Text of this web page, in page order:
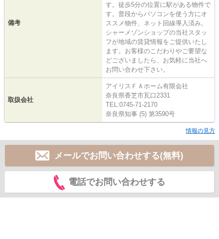
備考
す。徒歩5分の位置に駅がある物件で
す。普段からパソコンを使う方にオ
ススメ物件、ネット回線導入済み。
シャーメゾンショップの当社スタッ
フが地域の賃貸情報をご提供いたし
ます。お客様のこだわりやご要望な
どございましたら、お気軽に当社へ
お問い合わせ下さい。
取扱会社
アイリスＦＡホーム有限会社
奈良県香芝市瓦口2331
TEL:0745-71-2170
奈良県知事 (5) 第3590号
情報の見方
メールでお問い合わせする(無料)
電話でお問い合わせする